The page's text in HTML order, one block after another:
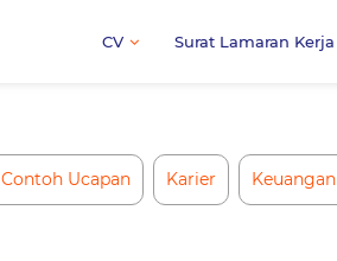
CV Surat Lamaran Kerja
Contoh Ucapan Karier Keuangan